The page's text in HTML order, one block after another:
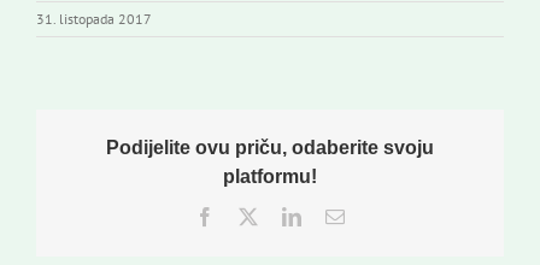
31. listopada 2017
Podijelite ovu priču, odaberite svoju
platformu!
Facebook
TwitterLinkedInEmail: